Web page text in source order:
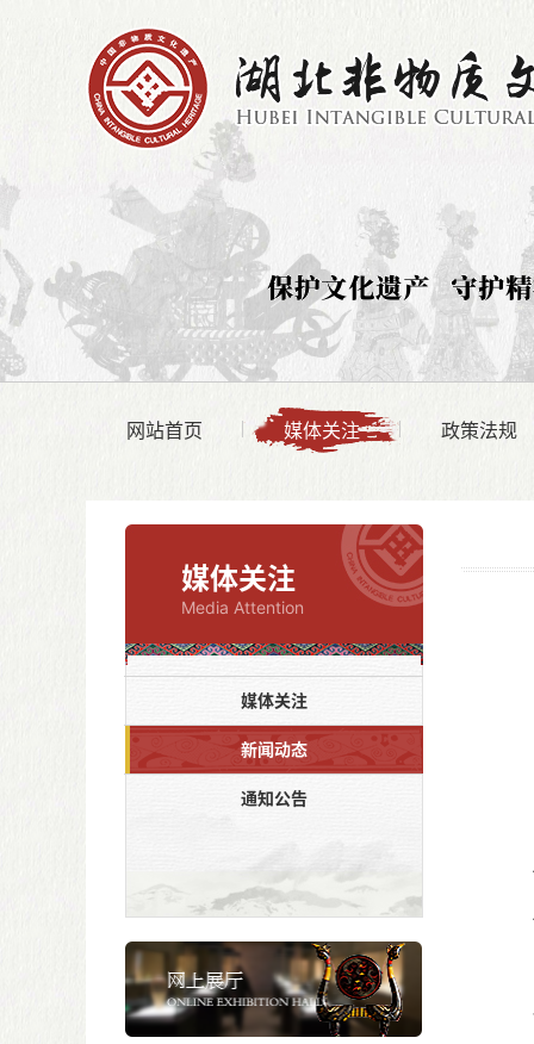
网站首页 媒体关注 政策法规
媒体关注
Media Attention
媒体关注
新闻动态
通知公告